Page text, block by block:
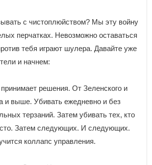
с чистоплюйством? Мы эту войну
перчатках. Невозможно оставаться
тебя играют шулера. Давайте уже
и начнем:
решения. От Зеленского и
и выше. Убивать ежедневно и без
терзаний. Затем убивать тех, кто
Затем следующих. И следующих.
коллапс управления.